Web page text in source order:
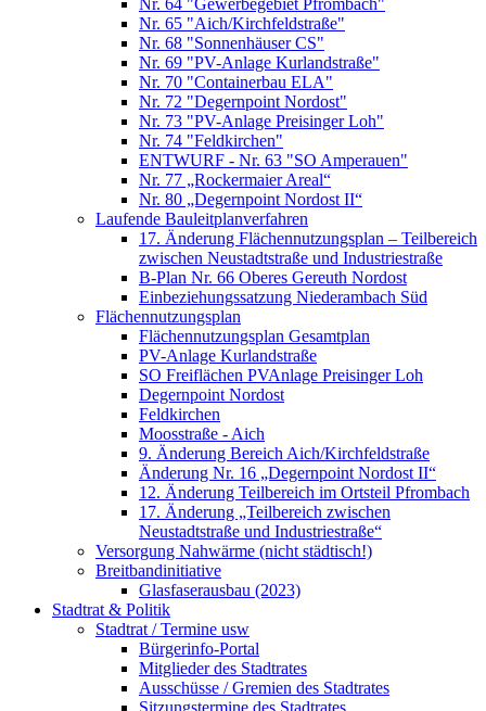
Nr. 64 "Gewerbegebiet Pfrombach"
Nr. 65 "Aich/Kirchfeldstraße"
Nr. 68 "Sonnenhäuser CS"
Nr. 69 "PV-Anlage Kurlandstraße"
Nr. 70 "Containerbau ELA"
Nr. 72 "Degernpoint Nordost"
Nr. 73 "PV-Anlage Preisinger Loh"
Nr. 74 "Feldkirchen"
ENTWURF - Nr. 63 "SO Amperauen"
Nr. 77 „Rockermaier Areal“
Nr. 80 „Degernpoint Nordost II“
Laufende Bauleitplanverfahren
17. Änderung Flächennutzungsplan – Teilbereich
zwischen Neustadtstraße und Industriestraße
B-Plan Nr. 66 Oberes Gereuth Nordost
Einbeziehungssatzung Niederambach Süd
Flächennutzungsplan
Flächennutzungsplan Gesamtplan
PV-Anlage Kurlandstraße
SO Freiflächen PV­Anlage Preisinger Loh
Degernpoint Nordost
Feldkirchen
Moosstraße - Aich
9. Änderung Bereich Aich/Kirchfeldstraße
Änderung Nr. 16 „Degernpoint Nordost II“
12. Änderung Teilbereich im Ortsteil Pfrombach
17. Änderung „Teilbereich zwischen
Neustadtstraße und Industriestraße“
Versorgung Nahwärme (nicht städtisch!)
Breitbandinitiative
Glasfaserausbau (2023)
Stadtrat & Politik
Stadtrat / Termine usw
Bürgerinfo-Portal
Mitglieder des Stadtrates
Ausschüsse / Gremien des Stadtrates
Sitzungstermine des Stadtrates